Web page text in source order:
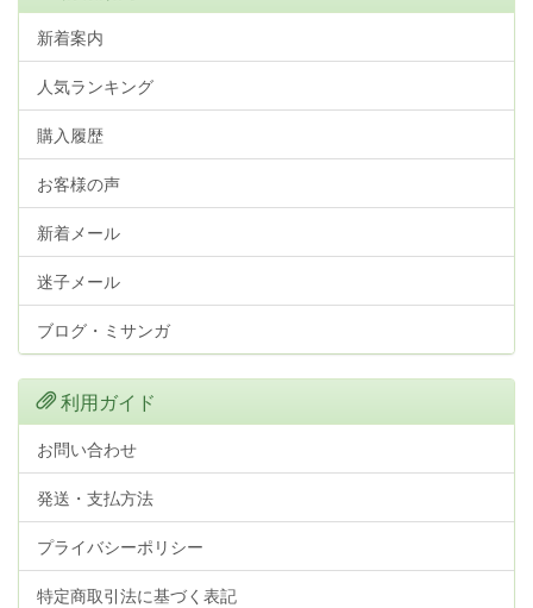
新着案内
人気ランキング
購入履歴
お客様の声
新着メール
迷子メール
ブログ・ミサンガ
利用ガイド
お問い合わせ
発送・支払方法
プライバシーポリシー
特定商取引法に基づく表記